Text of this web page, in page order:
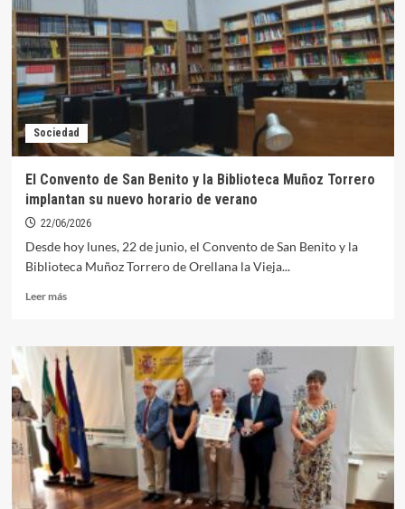
Circulación
fija
en
15
años
la
edad
mínima
para
patinetes
Sociedad
El Convento de San Benito y la Biblioteca Muñoz Torrero
implantan su nuevo horario de verano
22/06/2026
Desde hoy lunes, 22 de junio, el Convento de San Benito y la
Biblioteca Muñoz Torrero de Orellana la Vieja...
Leer másLeer
El
Convento
de
San
Benito
y
la
Biblioteca
Muñoz
Torrero